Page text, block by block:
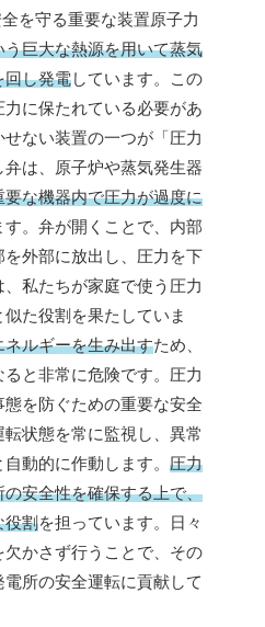
を守る重要な装置原子力
う巨大な熱源を用いて蒸気
回し発電しています。この
に保たれている必要があ
ない装置の一つが「圧力
は、原子炉や蒸気発生器
な機器内で圧力が過度に
す。弁が開くことで、内部
外部に放出し、圧力を下
私たちが家庭で使う圧力
た役割を果たしていま
ネルギーを生み出すため、
と非常に危険です。圧力
を防ぐための重要な安全
状態を常に監視し、異常
動的に作動します。 圧力
安全性を確保する上で、
役割を担っています。日々
かさず行うことで、その
所の安全運転に貢献して